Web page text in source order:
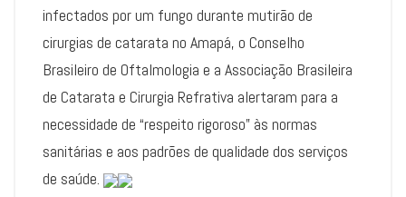
infectados por um fungo durante mutirão de
cirurgias de catarata no Amapá, o Conselho
Brasileiro de Oftalmologia e a Associação Brasileira
de Catarata e Cirurgia Refrativa alertaram para a
necessidade de “respeito rigoroso” às normas
sanitárias e aos padrões de qualidade dos serviços
de saúde.